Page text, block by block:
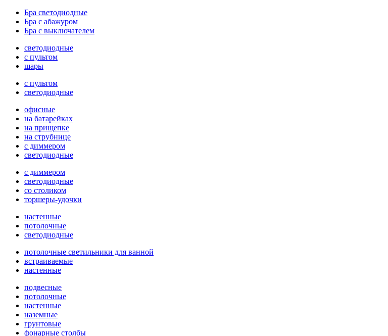
Бра светодиодные
Бра с абажуром
Бра с выключателем
светодиодные
с пультом
шары
с пультом
светодиодные
офисные
на батарейках
на прищепке
на струбнице
с диммером
светодиодные
с диммером
светодиодные
со столиком
торшеры-удочки
настенные
потолочные
светодиодные
потолочные светильники для ванной
встраиваемые
настенные
подвесные
потолочные
настенные
наземные
грунтовые
фонарные столбы